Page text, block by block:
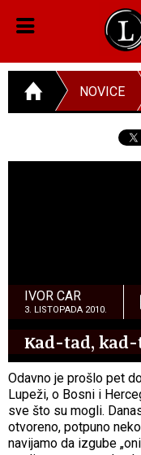
NOVICE
IVOR CAR
3. LISTOPADA 2010.
Kad-tad,
Odavno je prošlo pet
Lupeži, o Bosni i
sve što su mogli.
otvoreno, potpuno
navijamo da izgube